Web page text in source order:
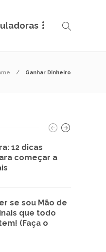
Ganhar Dinheiro
12 dicas
começar a
se sou Mão de
que todo
(Faça o